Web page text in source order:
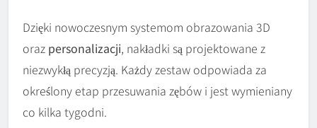
Dzięki nowoczesnym systemom obrazowania 3D
oraz personalizacji, nakładki są projektowane z
niezwykłą precyzją. Każdy zestaw odpowiada za
określony etap przesuwania zębów i jest wymieniany
co kilka tygodni.